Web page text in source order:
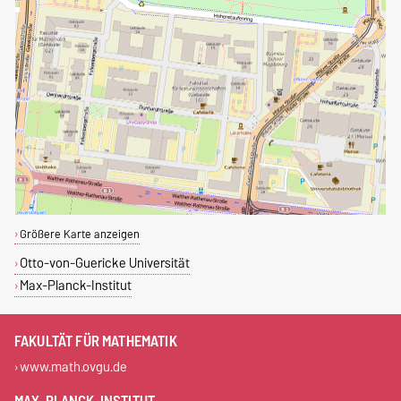
Größere Karte anzeigen
Otto-von-Guericke Universität
Max-Planck-Institut
FAKULTÄT FÜR MATHEMATIK
www.math.ovgu.de